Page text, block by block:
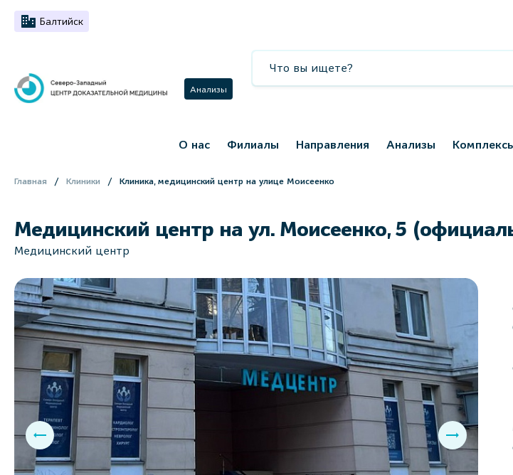
Балтийск
Анализы
О нас Филиалы Направления Анализы
Главная Клиники Клиника, медицинский центр на улице Моисеенко
Медицинский центр на ул. Моисеенко, 5
Медицинский центр